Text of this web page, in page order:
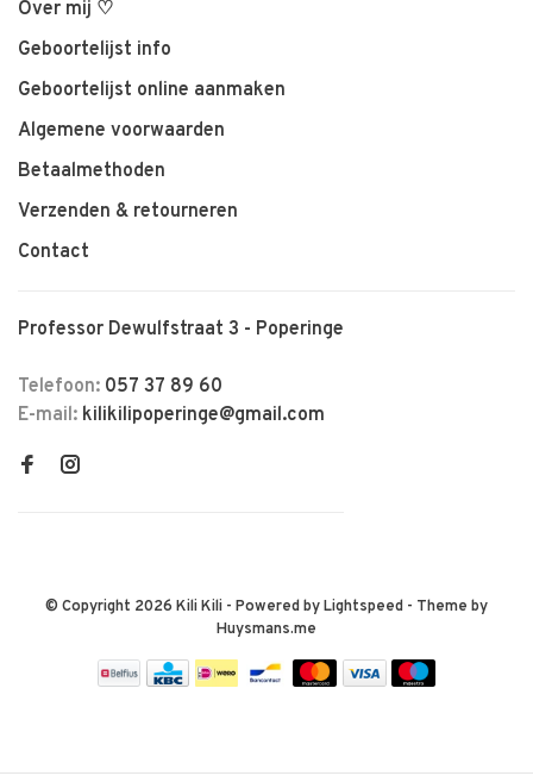
Over mij ♡
Geboortelijst info
Geboortelijst online aanmaken
Algemene voorwaarden
Betaalmethoden
Verzenden & retourneren
Contact
Professor Dewulfstraat 3 - Poperinge
Telefoon: 057 37 89 60
E-mail: kilikilipoperinge@gmail.com
© Copyright 2026 Kili Kili - Powered byLightspeed - Theme by
Huysmans.me